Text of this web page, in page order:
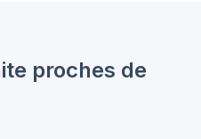
proches de